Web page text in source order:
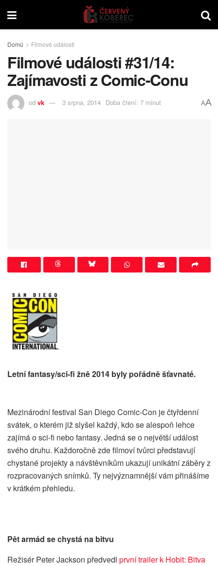
Domů Filmové události
Filmové události #31/14:
Zajímavosti z Comic-Conu
od vk 3 srpna, 2014 Doba čtení: 7 minut AA
Letní fantasy/sci-fi žně 2014 byly pořádně šťavnaté.
Mezinárodní festival San Diego Comic-Con je čtyřdenní
svátek, o kterém již slyšel každý, kdo se alespoň lehce
zajímá o sci-fi nebo fantasy. Jedná se o největší událost
svého druhu. Každoročně zde filmoví tvůrci představují
chystané projekty a návštěvníkům ukazují unikátní záběry z
rozpracovaných snímků. Ty nejvýznamnější vám přinášíme
v krátkém přehledu.
Pět armád se chystá na bitvu
Režisér Peter Jackson předvedl první trailer k Hobit: Bitva